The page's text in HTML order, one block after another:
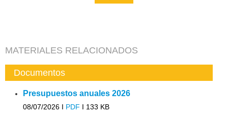
MATERIALES RELACIONADOS
Documentos
Presupuestos anuales 2026
08/07/2026 I PDF I 133 KB